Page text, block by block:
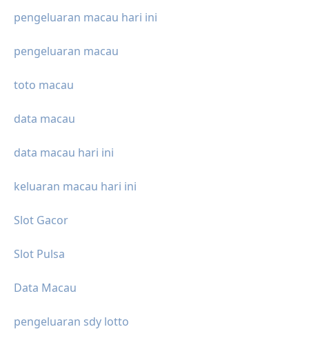
pengeluaran macau hari ini
pengeluaran macau
toto macau
data macau
data macau hari ini
keluaran macau hari ini
Slot Gacor
Slot Pulsa
Data Macau
pengeluaran sdy lotto